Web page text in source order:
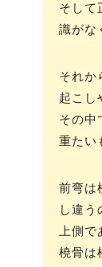
そして
識がな
それか
起こし
その中
重たい
前弯は
し違う
上側
橈骨は